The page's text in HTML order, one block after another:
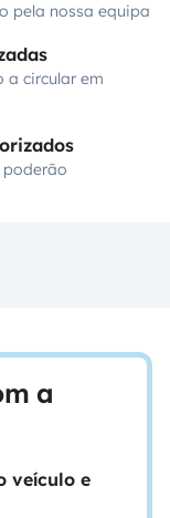
pela nossa equipa
a circular em
poderão
a
veículo e